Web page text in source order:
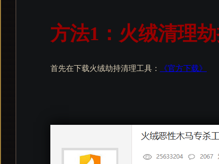
方法1：火绒清理
首先在下载火绒劫持清理工具： 《官方下载》